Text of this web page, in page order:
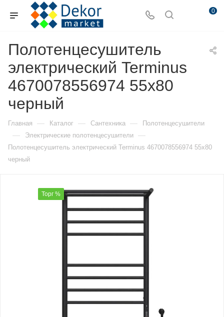
0
Полотенцесушитель
электрический Terminus
4670078556974 55х80
черный
Главная — Каталог — Сантехника — Полотенцесушители
— Электрические полотенцесушители —
Полотенцесушитель электрический Terminus 4670078556974 55х80
черный
Торг %